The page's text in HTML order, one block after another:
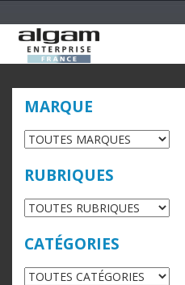
MARQUE
RUBRIQUES
CATÉGORIES